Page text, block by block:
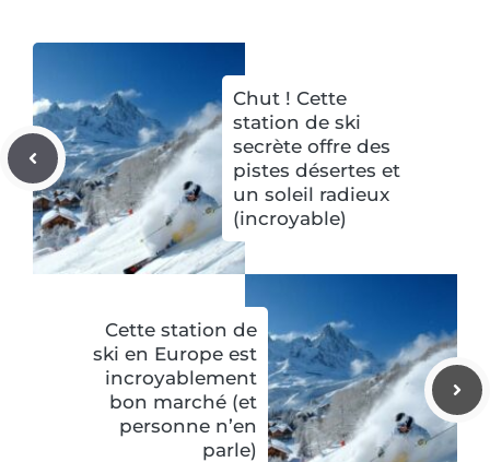
Chut ! Cette
station de ski
secrète offre des
pistes désertes et
un soleil radieux
(incroyable)
Cette station de
ski en Europe est
incroyablement
bon marché (et
personne n’en
parle)